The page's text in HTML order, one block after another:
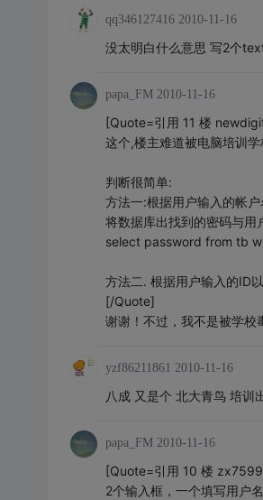
qq346127416 2010-11-16
没太明白什么意思 写2个
papa_FM 2010-11-16
[Quote=引用 11 楼
这个,楼主难道被电脑培训
判断很简单:
方法一:根据用户输入的帐
将数据库出找到的密码与用
select password from tb
方法二. 根据用户输入的ID
[/Quote]
谢谢！不过，我不是被学校
yzf86211861 2010-11-16
八成 又是个 北大青鸟 培训
papa_FM 2010-11-16
[Quote=引用 10 楼
2个输入框，一个填写用户